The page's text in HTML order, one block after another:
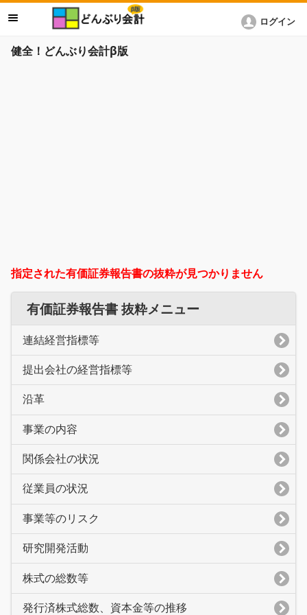
健全！どんぶり会計β版
ログイン
指定された有価証券報告書の抜粋が見つかりません
有価証券報告書 抜粋メニュー
連結経営指標等
提出会社の経営指標等
沿革
事業の内容
関係会社の状況
従業員の状況
事業等のリスク
研究開発活動
株式の総数等
発行済株式総数、資本金等の推移